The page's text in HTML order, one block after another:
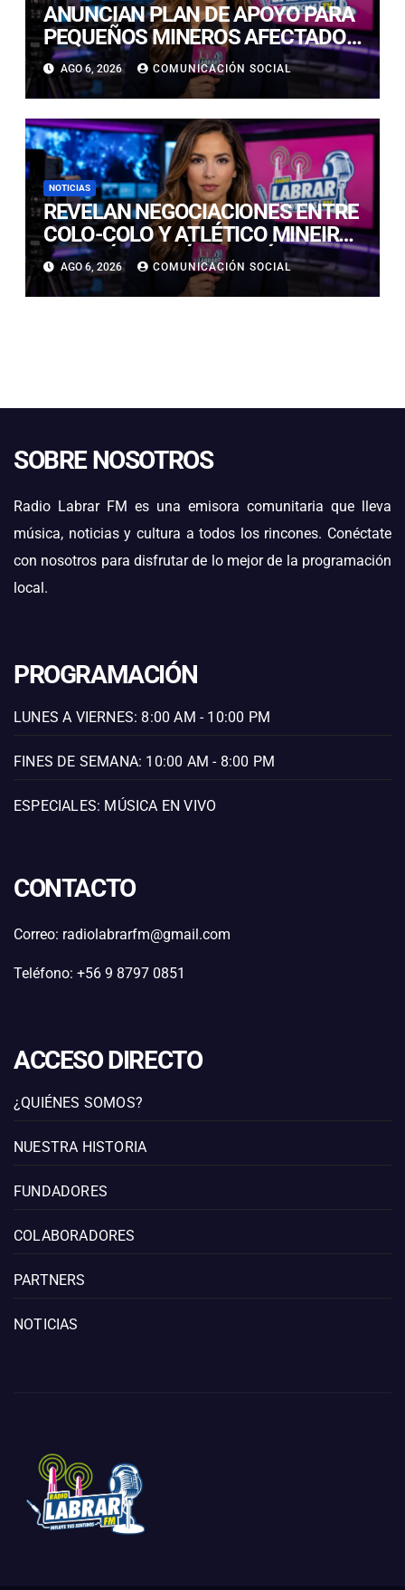
ANUNCIAN PLAN DE APOYO PARA
PEQUEÑOS MINEROS AFECTADOS
POR EL TEMPORAL EN ATACAMA
AGO 6, 2026 COMUNICACIÓN SOCIAL
NOTICIAS
REVELAN NEGOCIACIONES ENTRE
COLO-COLO Y ATLÉTICO MINEIRO
POR IVÁN ROMÁN: “ESTÁN EN
MARCHA”
AGO 6, 2026 COMUNICACIÓN SOCIAL
SOBRE NOSOTROS
Radio Labrar FM es una emisora comunitaria que lleva
música, noticias y cultura a todos los rincones. Conéctate
con nosotros para disfrutar de lo mejor de la programación
local.
PROGRAMACIÓN
LUNES A VIERNES: 8:00 AM - 10:00 PM
FINES DE SEMANA: 10:00 AM - 8:00 PM
ESPECIALES: MÚSICA EN VIVO
CONTACTO
Correo: radiolabrarfm@gmail.com
Teléfono: +56 9 8797 0851
ACCESO DIRECTO
¿QUIÉNES SOMOS?
NUESTRA HISTORIA
FUNDADORES
COLABORADORES
PARTNERS
NOTICIAS